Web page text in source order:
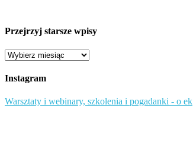
Przejrzyj starsze wpisy
Przejrzyj
wpisy
Instagram
Warsztaty i webinary, szkolenia i pogadanki - o ek